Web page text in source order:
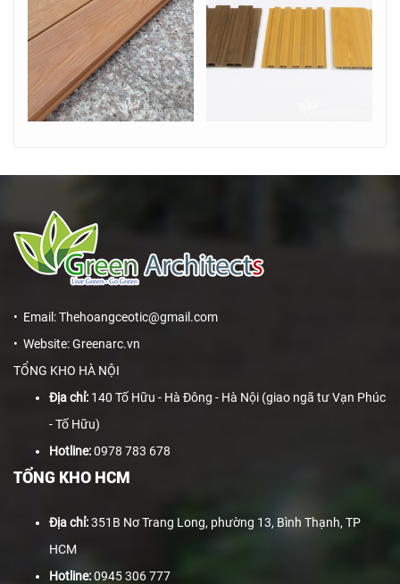
• Email: Thehoangceotic@gmail.com
• Website: Greenarc.vn
TỔNG KHO HÀ NỘI
Địa chỉ: 140 Tố Hữu - Hà Đông - Hà Nội (giao ngã tư Vạn Phúc
- Tố Hữu)
Hotline:0978 783 678
TỔNG KHO HCM
Địa chỉ:351B Nơ Trang Long, phường 13, Bình Thạnh, TP
HCM
Hotline:0945 306 777